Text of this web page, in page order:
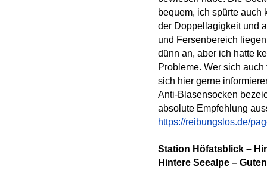
bequem, ich spürte
der Doppellagigkeit und
und Fersenbereich
dünn an, aber ich hatte
Probleme. Wer sich
sich hier gerne
Anti-Blasensocken
absolute Empfehlung
https://reibungslos.de/
Station Höfatsblick –
Hintere Seealpe –